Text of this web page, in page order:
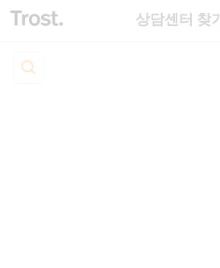
상담센터 찾기